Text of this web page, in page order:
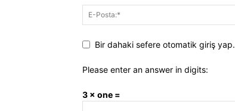
Bir dahaki sefere otomatik giriş yap.
Please enter an answer in digits:
3 × one =